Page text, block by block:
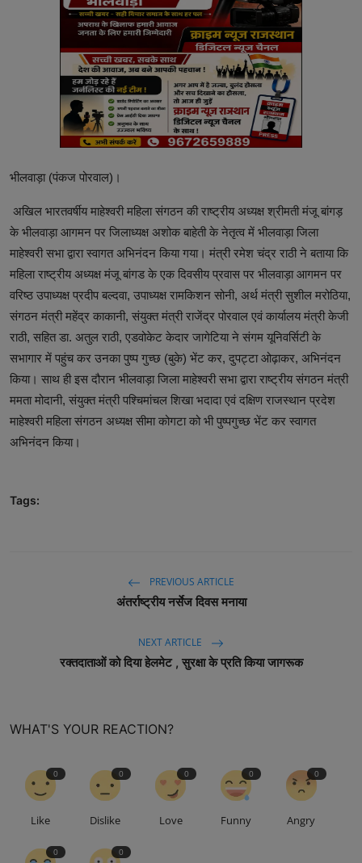
भीलवाड़ा (पंकज पोरवाल)।
अखिल भारतवर्षीय माहेश्वरी महिला संगठन की राष्ट्रीय अध्यक्ष श्रीमती मंजू बांगड़
के भीलवाड़ा आगमन पर जिलाध्यक्ष अशोक बाहेती के नेतृत्व में भीलवाड़ा जिला
माहेश्वरी सभा द्वारा स्वागत अभिनंदन किया गया। मंत्री रमेश चंद्र राठी ने बताया कि
महिला राष्ट्रीय अध्यक्ष मंजू बांगड के एक दिवसीय प्रवास पर भीलवाड़ा आगमन पर
वरिष्ठ उपाध्यक्ष प्रदीप बल्दवा, उपाध्यक्ष रामकिशन सोनी, अर्थ मंत्री सुशील मरोठिया,
संगठन मंत्री महेंद्र काकानी, संयुक्त मंत्री राजेंद्र पोरवाल एवं कार्यालय मंत्री केजी
राठी, सहित डा. अतुल राठी, एडवोकेट केदार जागेटिया ने संगम यूनिवर्सिटी के
सभागार में पहुंच कर उनका पुष्प गुच्छ (बुके) भेंट कर, दुपट्टा ओढ़ाकर, अभिनंदन
किया। साथ ही इस दौरान भीलवाड़ा जिला माहेश्वरी सभा द्वारा राष्ट्रीय संगठन मंत्री
ममता मोदानी, संयुक्त मंत्री पश्चिमांचल शिखा भदादा एवं दक्षिण राजस्थान प्रदेश
माहेश्वरी महिला संगठन अध्यक्ष सीमा कोगटा को भी पुष्पगुच्छ भेंट कर स्वागत
अभिनंदन किया।
Tags:
PREVIOUS ARTICLE
अंतर्राष्ट्रीय नर्सेज दिवस मनाया
NEXT ARTICLE
रक्तदाताओं को दिया हेलमेट , सुरक्षा के प्रति किया जागरूक
WHAT'S YOUR REACTION?
0
Like
0
Dislike
0
Love
0
Funny
0
Angry
0 0